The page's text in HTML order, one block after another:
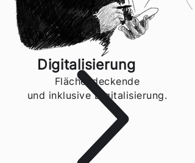
Digitalisierung
Flächendeckende
und inklusive Digitalisierung.